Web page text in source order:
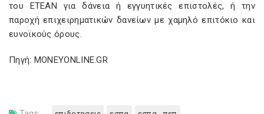
του ΕΤΕΑΝ για δάνεια ή εγγυητικές επιστολές, ή την
παροχή επιχειρηματικών δανείων με χαμηλό επιτόκιο και
ευνοϊκούς όρους.
Πηγή: MONEYONLINE.GR